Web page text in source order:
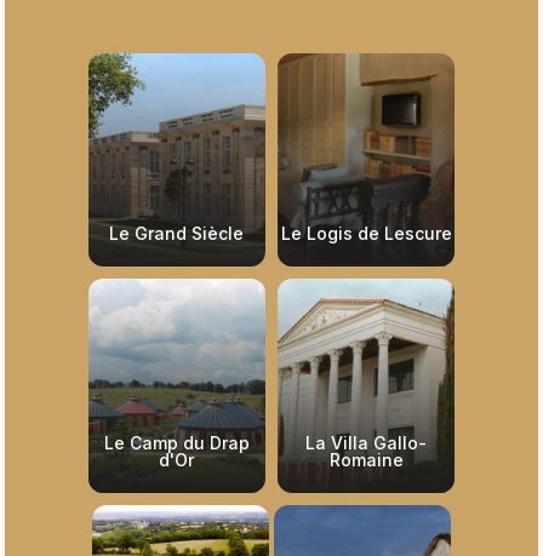
Le Grand Siècle Le Logis de Lescure
Le Camp du Drap
d'Or
La Villa Gallo-
Romaine